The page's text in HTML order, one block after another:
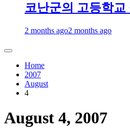
코난군의 고등학교
2 months ago2 months ago
Home
2007
August
4
August 4, 2007